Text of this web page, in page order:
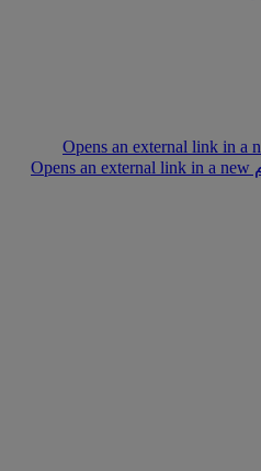
مركز الإعلام Opens an external link in a new